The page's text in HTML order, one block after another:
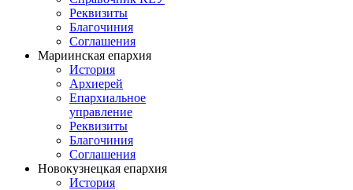
Реквизиты
Благочиния
Соглашения
Мариинская епархия
История
Архиерей
Епархиальное
управление
Реквизиты
Благочиния
Соглашения
Новокузнецкая епархия
История